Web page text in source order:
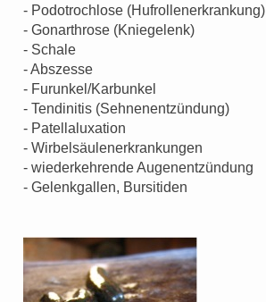
- Podotrochlose (Hufrollenerkrankung)
- Gonarthrose (Kniegelenk)
- Schale
- Abszesse
- Furunkel/Karbunkel
- Tendinitis (Sehnenentzündung)
- Patellaluxation
- Wirbelsäulenerkrankungen
- wiederkehrende Augenentzündung
- Gelenkgallen, Bursitiden